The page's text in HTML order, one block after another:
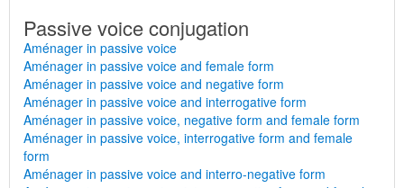
Passive voice conjugation
Aménager in passive voice
Aménager in passive voice and female form
Aménager in passive voice and negative form
Aménager in passive voice and interrogative form
Aménager in passive voice, negative form and female form
Aménager in passive voice, interrogative form and female
form
Aménager in passive voice and interro-negative form